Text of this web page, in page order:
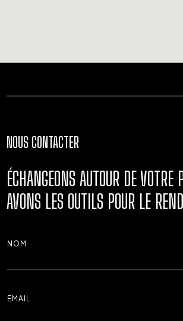
NOUS CONTACTER
ÉCHANGEONS AUTOUR DE VOTRE
AVONS LES OUTILS POUR LE